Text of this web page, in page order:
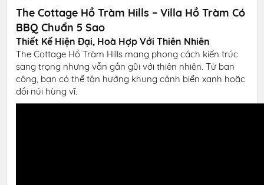
The Cottage Hồ Tràm Hills – Villa Hồ Tràm Có
BBQ Chuẩn 5 Sao
Thiết Kế Hiện Đại, Hoà Hợp Với Thiên Nhiên
The Cottage Hồ Tràm Hills mang phong cách kiến trúc
sang trọng nhưng vẫn gần gũi với thiên nhiên. Từ ban
công, bạn có thể tận hưởng khung cảnh biển xanh hoặc
đồi núi hùng vĩ.